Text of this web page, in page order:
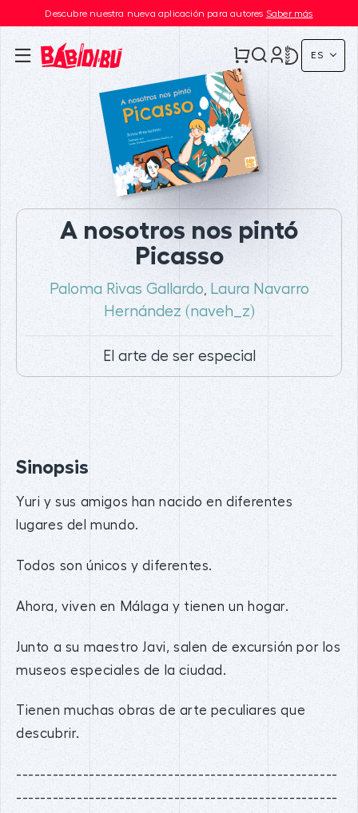
Descubre nuestra nueva aplicación para autores Saber más
ES
A nosotros nos pintó
Picasso
Paloma Rivas Gallardo, Laura Navarro
Hernández (naveh_z)
El arte de ser especial
Sinopsis
Yuri y sus amigos han nacido en diferentes
lugares del mundo.
Todos son únicos y diferentes.
Ahora, viven en Málaga y tienen un hogar.
Junto a su maestro Javi, salen de excursión por los
museos especiales de la ciudad.
Tienen muchas obras de arte peculiares que
descubrir.
-----------------------------------------------------
-----------------------------------------------------